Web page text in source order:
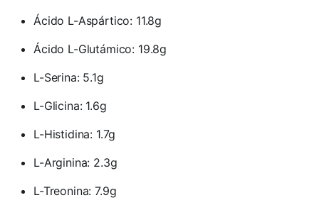
Ácido L-Aspártico: 11.8g
Ácido L-Glutámico: 19.8g
L-Serina: 5.1g
L-Glicina: 1.6g
L-Histidina: 1.7g
L-Arginina: 2.3g
L-Treonina: 7.9g